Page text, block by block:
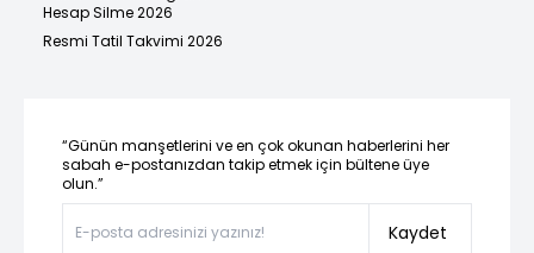
Hesap Silme 2026
Resmi Tatil Takvimi 2026
“Günün manşetlerini ve en çok okunan haberlerini her
sabah e-postanızdan takip etmek için bültene üye
olun.”
Kaydet